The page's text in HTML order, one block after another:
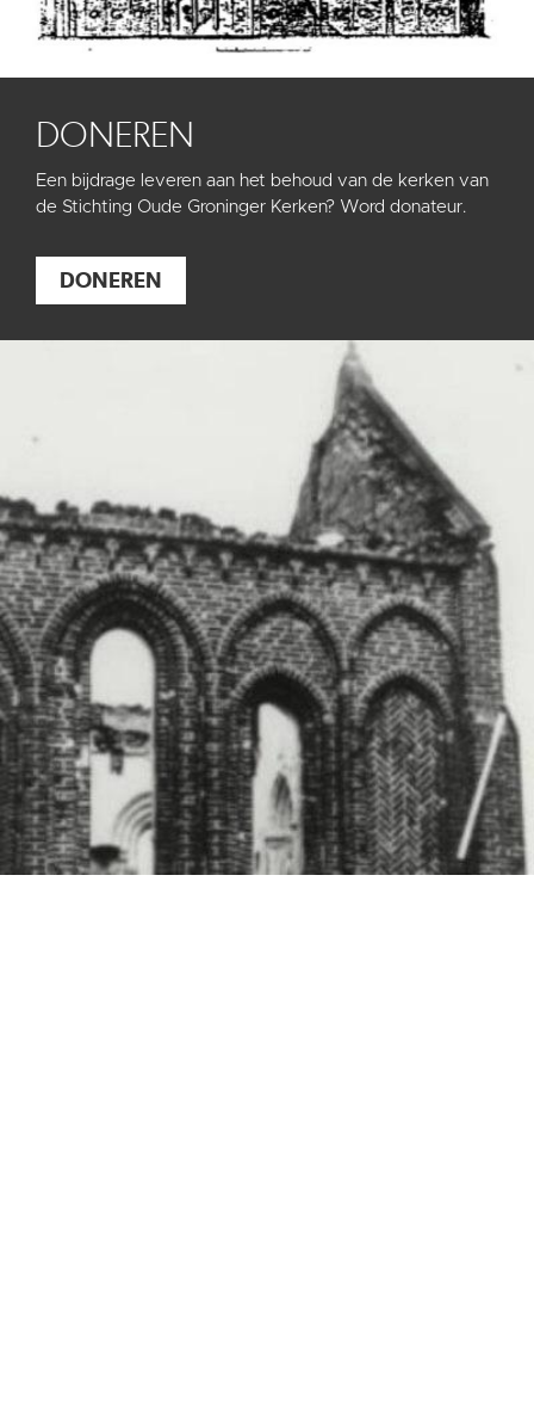
DONEREN
Een bijdrage leveren aan het behoud van de kerken van
de Stichting Oude Groninger Kerken? Word donateur.
DONEREN